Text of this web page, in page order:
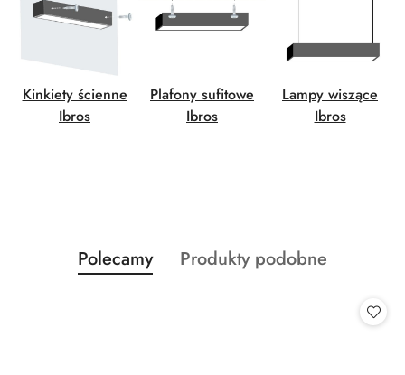
Kinkiety ścienne
Ibros
Plafony sufitowe
Ibros
Lampy wiszące
Ibros
Pomiń karuzelę produktów
Produkty
o
Polecamy
Produkty
Produkty podobne